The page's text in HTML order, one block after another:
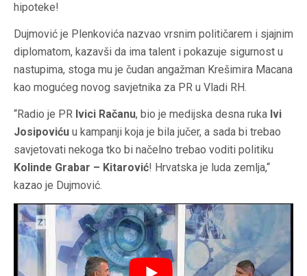
hipoteke!
Dujmović je Plenkovića nazvao vrsnim političarem i sjajnim
diplomatom, kazavši da ima talent i pokazuje sigurnost u
nastupima, stoga mu je čudan angažman Krešimira Macana
kao mogućeg novog savjetnika za PR u Vladi RH.
“Radio je PR Ivici Račanu, bio je medijska desna ruka Ivi
Josipoviću u kampanji koja je bila jučer, a sada bi trebao
savjetovati nekoga tko bi načelno trebao voditi politiku
Kolinde Grabar – Kitarović! Hrvatska je luda zemlja,“
kazao je Dujmović.